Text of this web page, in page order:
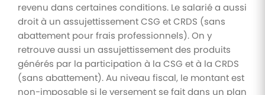
revenu dans certaines conditions. Le salarié a aussi
droit à un assujettissement CSG et CRDS (sans
abattement pour frais professionnels). On y
retrouve aussi un assujettissement des produits
générés par la participation à la CSG et à la CRDS
(sans abattement). Au niveau fiscal, le montant est
non-imposable si le versement se fait dans un plan